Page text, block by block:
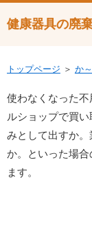
健康器具の廃
トップページ ＞ か
使わなくなった
ルショップで買
みとして出すか
か。といった場
ます。